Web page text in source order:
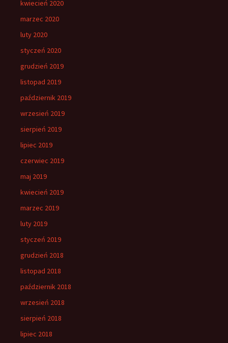
kwiecień 2020
marzec 2020
luty 2020
styczeń 2020
grudzień 2019
listopad 2019
październik 2019
wrzesień 2019
sierpień 2019
lipiec 2019
czerwiec 2019
maj 2019
kwiecień 2019
marzec 2019
luty 2019
styczeń 2019
grudzień 2018
listopad 2018
październik 2018
wrzesień 2018
sierpień 2018
lipiec 2018